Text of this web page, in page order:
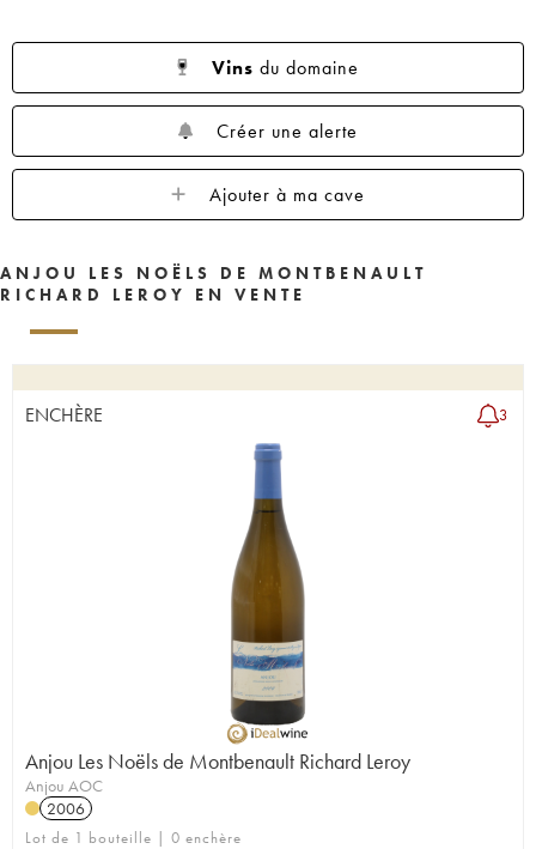
Vins du domaine
Créer une alerte
Ajouter à ma cave
ANJOU LES NOËLS DE MONTBENAULT
RICHARD LEROY EN VENTE
ENCHÈRE 3
Anjou Les Noëls de Montbenault Richard Leroy
Anjou AOC
2006
Lot de 1 bouteille | 0 enchère